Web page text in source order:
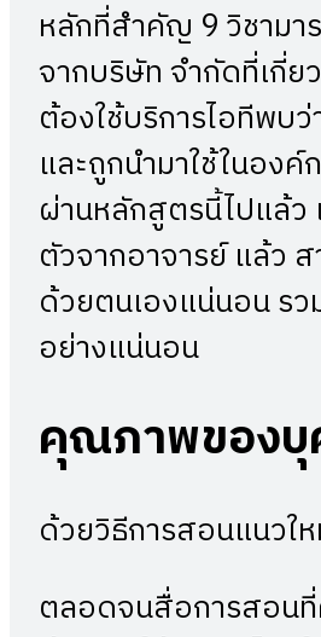
หลักที่สำคัญ 9 วิชามา
จากบริษัท จำกัดที่เกี่ย
ต้องใช้บริการไอทีพบ
และถูกนำมาใช้ในอง
ผ่านหลักสูตรนี้ไปแล้ว
ตัวจากอาจารย์ แล้ว
ด้วยตนเองแน่นอน รว
อย่างแน่นอน
คุณภาพของ
ด้วยวิธีการสอนแนวใ
ตลอดจนสื่อการสอนที่